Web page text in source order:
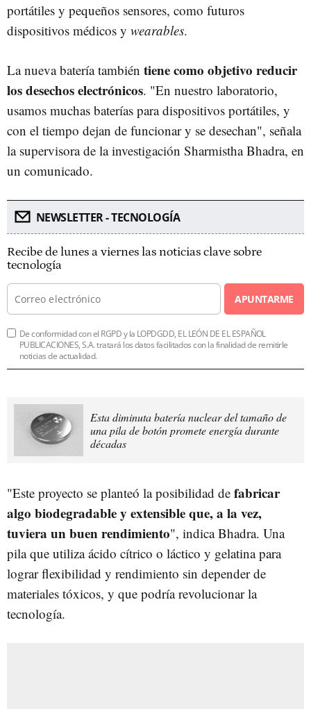
portátiles y pequeños sensores, como futuros
dispositivos médicos y wearables.
La nueva batería también tiene como objetivo reducir
los desechos electrónicos. "En nuestro laboratorio,
usamos muchas baterías para dispositivos portátiles, y
con el tiempo dejan de funcionar y se desechan", señala
la supervisora de la investigación Sharmistha Bhadra, en
un comunicado.
NEWSLETTER - TECNOLOGÍA
Recibe de lunes a viernes las noticias clave sobre
tecnología
APUNTARME
De conformidad con el RGPD y la LOPDGDD, EL LEÓN DE EL ESPAÑOL
PUBLICACIONES, S.A. tratará los datos facilitados con la finalidad de remitirle
noticias de actualidad.
Esta diminuta batería nuclear del tamaño de
una pila de botón promete energía durante
décadas
"Este proyecto se planteó la posibilidad de fabricar
algo biodegradable y extensible que, a la vez,
tuviera un buen rendimiento", indica Bhadra. Una
pila que utiliza ácido cítrico o láctico y gelatina para
lograr flexibilidad y rendimiento sin depender de
materiales tóxicos, y que podría revolucionar la
tecnología.